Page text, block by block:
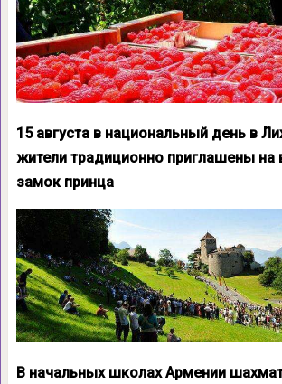
15 августа в национальный день в
жители традиционно приглашены на
замок принца
В начальных школах Армении